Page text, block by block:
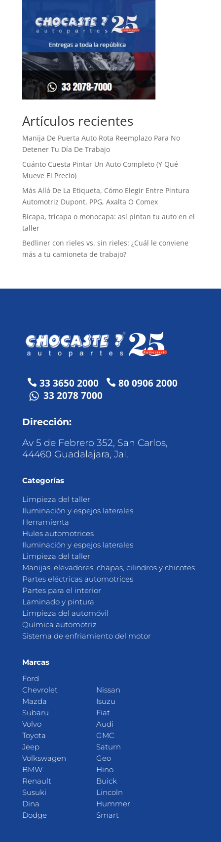
Artículos recientes
Manija De Puerta Auto Rota Reemplazo Para No
Detener Tu Día De Trabajo
Cuánto Cuesta Pintar Un Auto Completo (Y Qué
Mueve El Precio)
Más Allá De La Etiqueta, Cómo Elegir Entre Pintura
Automotriz Dupont, PPG, Axalta O Comex
Bicapa, tricapa o monocapa: así pintan tu auto en el
taller
Bedliner con rieles vs. sin rieles: ¿Cuál le conviene
más a tu camioneta de trabajo?
 33 3650 2000  80 0906 2000
33 2078 7000
Dirección:
Av 5 de Febrero 352, San Carlos,
44460 Guadalajara, Jal.
Categorías
Limpieza del taller
Iluminación y espejos laterales
Herramienta
Hules automotrices
Iluminación y espejos laterales
Limpieza del taller
Manijas, elevadores, chapas, cilindros y chicotes
Partes eléctricas automotrices
Partes para el interior
Laminado y pintura
Limpieza del automóvil
Química automotriz
Sistema de enfriamiento del motor
Marcas
Ford
Chevrolet
Mazda
Subaru
Volvo
Toyota
Jeep
Volkswagen
BMW
Renault
Susuki
Dina
Dodge
Nissan
Isuzu
Fiat
Audi
GMC
Saturn
Geo
Hino
Buick
Lincoln
Hummer
Smart